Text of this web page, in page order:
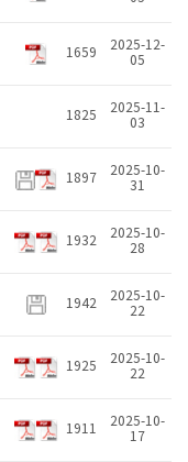
1659
2025-12-
05
1825
2025-11-
03
1897
2025-10-
31
1932
2025-10-
28
1942
2025-10-
22
1925
2025-10-
22
1911
2025-10-
17